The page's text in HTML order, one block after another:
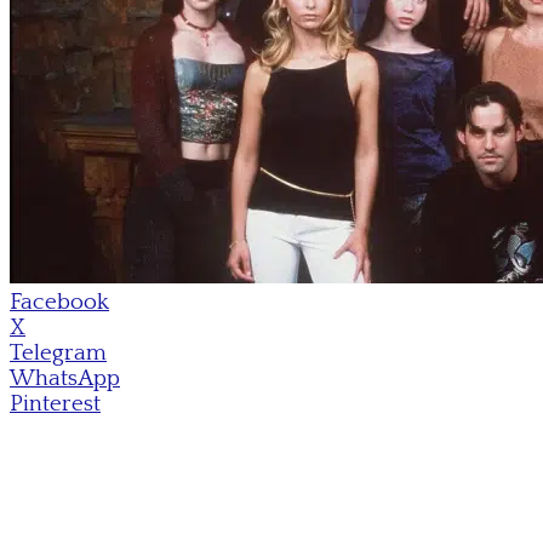
Facebook
X
Telegram
WhatsApp
Pinterest